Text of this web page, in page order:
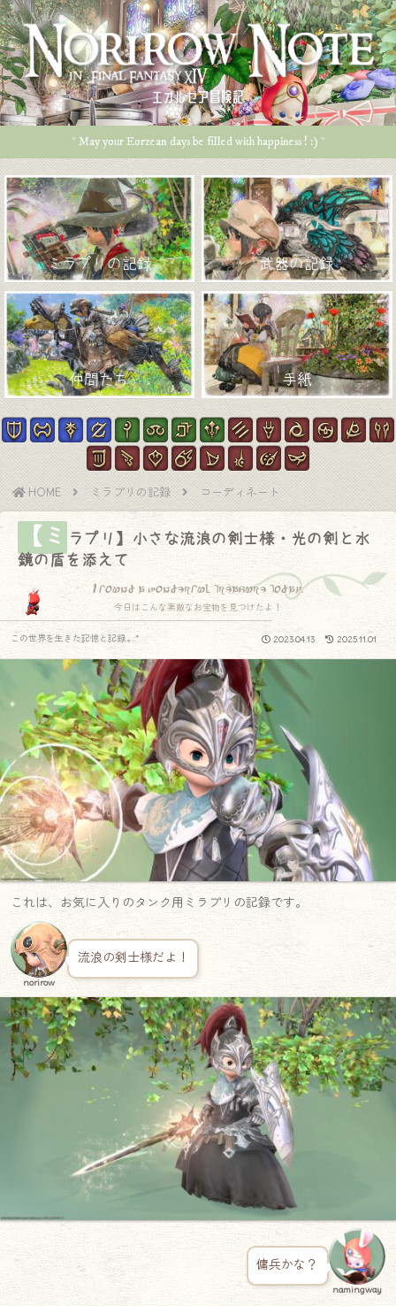
エオルゼア冒険記
* May your Eorzean days be filled with happiness ! :) *
ミラプリの記録 武器の記録
仲間たち 手紙
HOME ミラプリの記録 コーディネート
【ミ ラプリ】小さな流浪の剣士様・光の剣と水
鏡の盾を添えて
I found a wonderful treasure today.
今日はこんな素敵なお宝物を見つけたよ！
2023.04.13 2025.11.01
この世界を生きた記憶と記録.｡.:*
これは、お気に入りのタンク用ミラプリの記録です。
norirow
流浪の剣士様だよ！
傭兵かな？
namingway